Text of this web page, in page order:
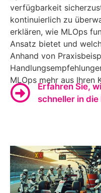
verfügbarkeit
kontinuierlich zu
erklären, wie MLOps
Ansatz bietet und
Anhand von
MLOps mehr aus Ihren
Erfahren Sie,
schneller in